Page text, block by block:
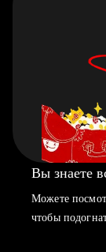
Вы знаете
Можете
чтобы